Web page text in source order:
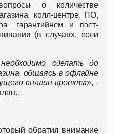
о количестве
колл-центре, ПО,
гарантийном и пост-
(в случаях, если
сделать до
общаясь в офлайне
онлайн-проекта», -
обратил внимание